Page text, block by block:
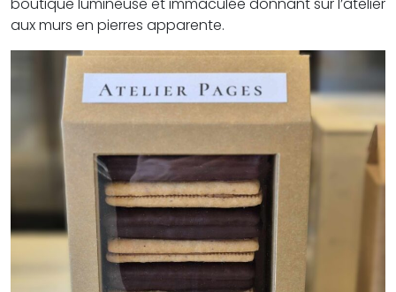
aux murs en pierres apparente.